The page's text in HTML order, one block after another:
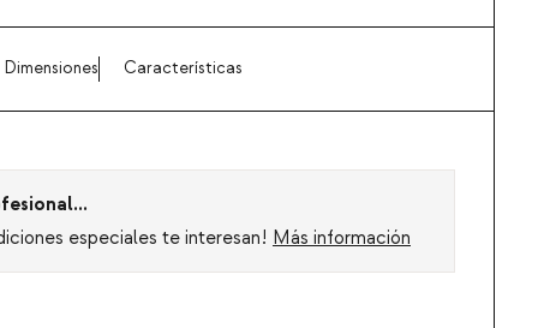
Dimensiones Características
especiales te interesan! Más información